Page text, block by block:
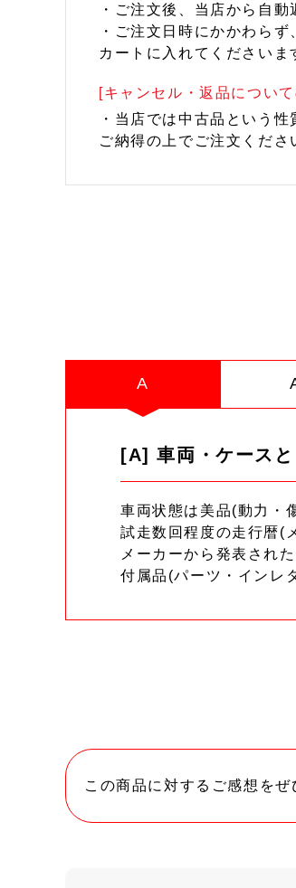
・ご注文後、当店から自
・ご注文日時にかかわら
カートに入れてくださいま
[キャンセル・返品につい
・当店では中古品という
ご納得の上でご注文くださ
A
[A] 車両・ケースと
車両状態は美品(動力・
試走数回程度の走行暦(
メーカーから発表され
付属品(パーツ・インレ
この商品に対するご感想をぜ